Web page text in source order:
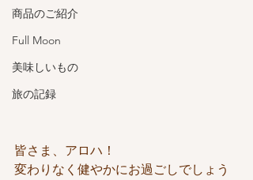
商品のご紹介
Full Moon
美味しいもの
旅の記録
皆さま、アロハ！
変わりなく健やかにお過ごしでしょう